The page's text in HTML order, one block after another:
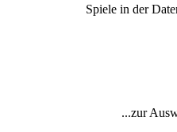
Spiele in der
...zur